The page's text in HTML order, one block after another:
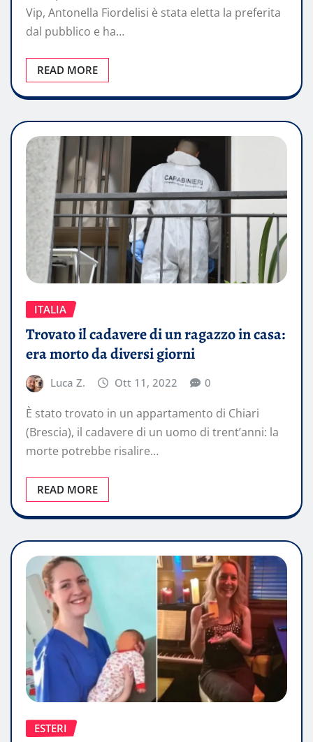
Vip, Antonella Fiordelisi è stata eletta la preferita
dal pubblico e ha…
READ MORE
ITALIA
Trovato il cadavere di un ragazzo in casa:
era morto da diversi giorni
Luca Z. Ott 11, 2022 0
È stato trovato in un appartamento di Chiari
(Brescia), il cadavere di un uomo di trent’anni: la
morte potrebbe risalire…
READ MORE
ESTERI